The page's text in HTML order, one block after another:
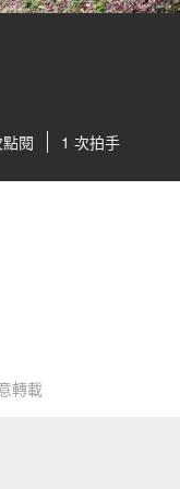
閱 1 次拍手
轉載